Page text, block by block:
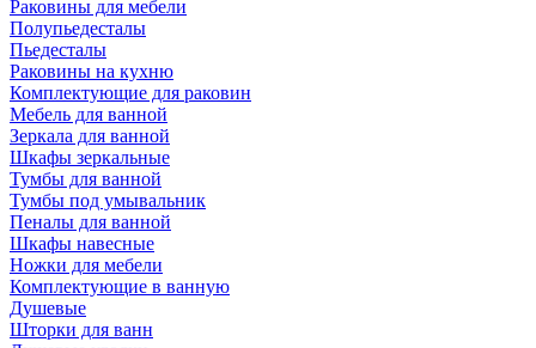
Раковины для мебели
Полупьедесталы
Пьедесталы
Раковины на кухню
Комплектующие для раковин
Мебель для ванной
Зеркала для ванной
Шкафы зеркальные
Тумбы для ванной
Тумбы под умывальник
Пеналы для ванной
Шкафы навесные
Ножки для мебели
Комплектующие в ванную
Душевые
Шторки для ванн